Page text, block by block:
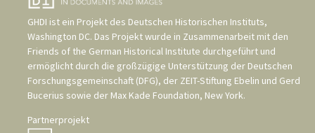
GHDI ist ein Projekt des Deutschen Historischen Instituts,
Washington DC. Das Projekt wurde in Zusammenarbeit mit den
Friends of the German Historical Institute durchgeführt und
ermöglicht durch die großzügige Unterstützung der Deutschen
Forschungsgemeinschaft (DFG), der ZEIT-Stiftung Ebelin und Gerd
Bucerius sowie der Max Kade Foundation, New York.
Partnerprojekt